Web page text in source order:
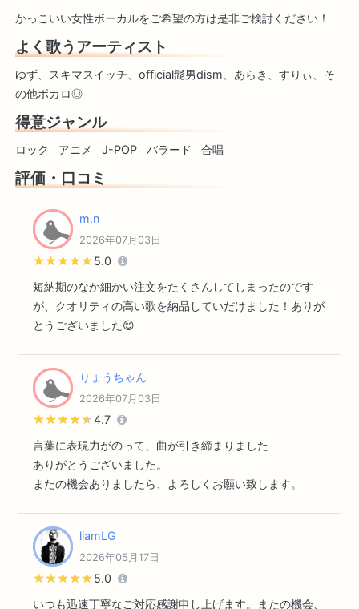
かっこいい女性ボーカルをご希望の方は是非ご検討ください！
よく歌うアーティスト
ゆず、スキマスイッチ、official髭男dism、あらき、すりぃ、そ
の他ボカロ◎
得意ジャンル
ロック アニメ J-POP バラード 合唱
評価・口コミ
m.n
2026年07月03日
★★★★★
★★★★★ 5.0
短納期のなか細かい注文をたくさんしてしまったのです
が、クオリティの高い歌を納品していだけました！ありが
とうございました😊
りょうちゃん
2026年07月03日
★★★★★
★★★★★4.7
言葉に表現力がのって、曲が引き締まりました
ありがとうございました。
またの機会ありましたら、よろしくお願い致します。
liamLG
2026年05月17日
★★★★★
★★★★★ 5.0
いつも迅速丁寧なご対応感謝申し上げます。またの機会、